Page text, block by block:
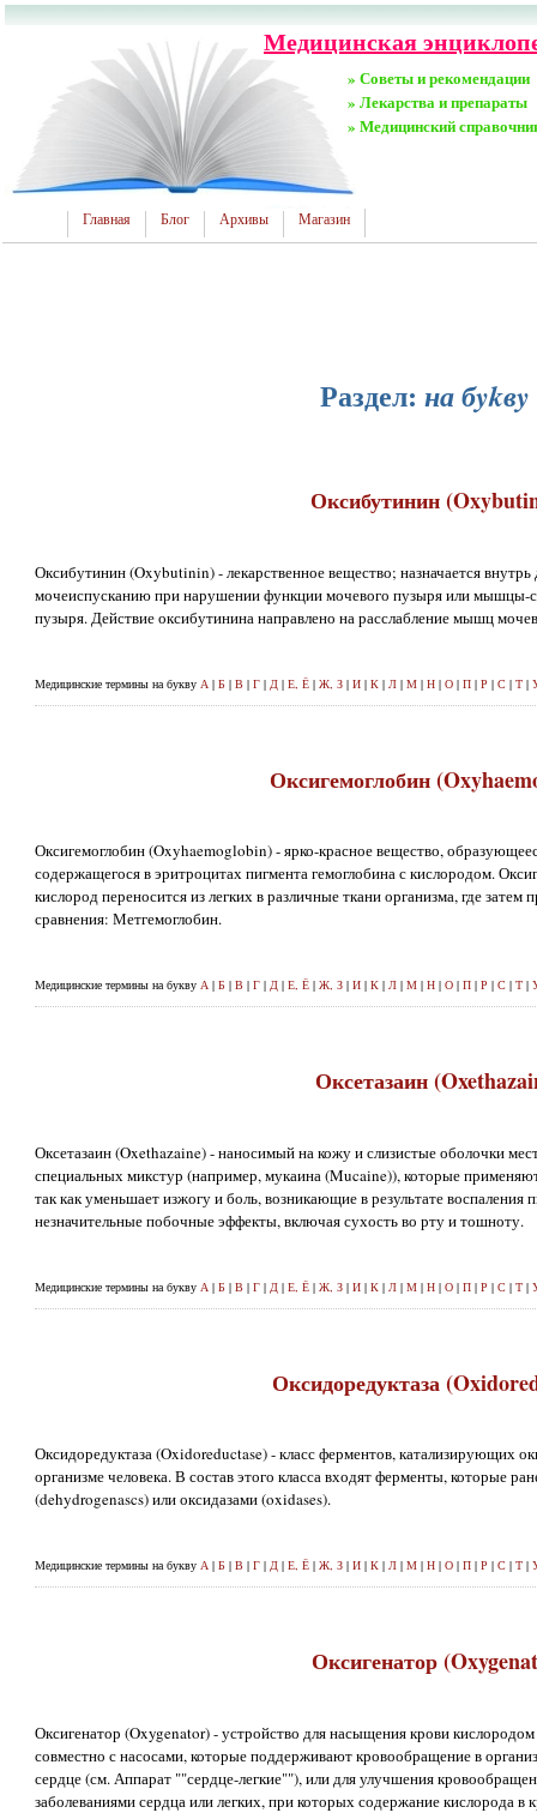
Медицинская
» Советы и рекомендации
» Лекарства и препараты
» Медицинский
Главная Блог Архивы Магазин
Раздел: на
Оксибутинин
Оксибутинин (Oxybutinin) - лекарственное вещество; назначается
мочеиспусканию при нарушении функции мочевого пузыря или мышцы-
пузыря. Действие оксибутинина направлено на расслабление мышц
Медицинские термины на букву А | Б | В | Г | Д | Е, Ё | Ж, З | И | К | Л | М | Н | О | П | Р | С | Т |
Оксигемоглобин
Оксигемоглобин (Oxyhaemoglobin) - ярко-красное вещество,
содержащегося в эритроцитах пигмента гемоглобина с кислородом.
кислород переносится из легких в различные ткани организма, где
сравнения: Метгемоглобин.
Медицинские термины на букву А | Б | В | Г | Д | Е, Ё | Ж, З | И | К | Л | М | Н | О | П | Р | С | Т |
Оксетазаин
Оксетазаин (Oxethazaine) - наносимый на кожу и слизистые оболочки
специальных микстур (например, мукаина (Mucaine)), которые
так как уменьшает изжогу и боль, возникающие в результате
незначительные побочные эффекты, включая сухость во рту и тошноту.
Медицинские термины на букву А | Б | В | Г | Д | Е, Ё | Ж, З | И | К | Л | М | Н | О | П | Р | С | Т |
Оксидоредуктаза
Оксидоредуктаза (Oxidoreductase) - класс ферментов, катализирующих
организме человека. В состав этого класса входят ферменты, которые
(dehydrogenascs) или оксидазами (oxidases).
Медицинские термины на букву А | Б | В | Г | Д | Е, Ё | Ж, З | И | К | Л | М | Н | О | П | Р | С | Т |
Оксигенатор
Оксигенатор (Oxygenator) - устройство для насыщения крови
совместно с насосами, которые поддерживают кровообращение в
сердце (см. Аппарат ""сердце-легкие""), или для улучшения
заболеваниями сердца или легких, при которых содержание кислорода в